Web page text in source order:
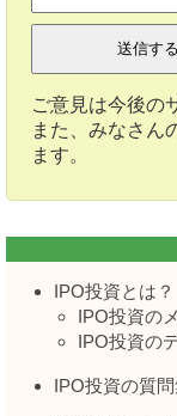
ご意見は今後の
また、みなさん
ます。
IPO投資とは？
IPO投資の
IPO投資の
IPO投資の質